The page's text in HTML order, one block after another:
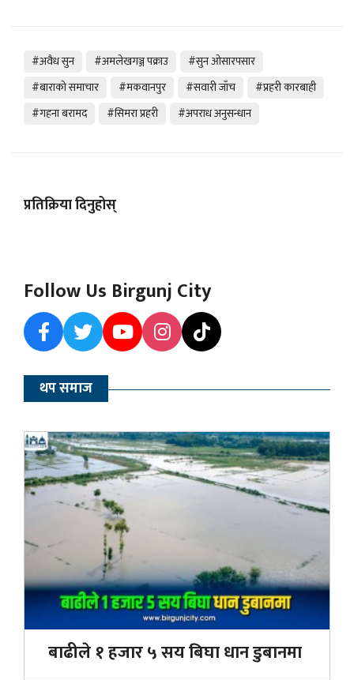
#अवैध सुन #अमलेखगञ्ज पक्राउ
#सुन ओसारपसार
#बाराको समाचार
#मकवानपुर #सवारी जाँच
#प्रहरी कारबाही
#गहना बरामद
#सिमरा प्रहरी #अपराध अनुसन्धान
प्रतिक्रिया दिनुहोस्
Follow Us Birgunj City
थप समाज
बाढीले १ हजार ५ सय बिघा धान डुबानमा